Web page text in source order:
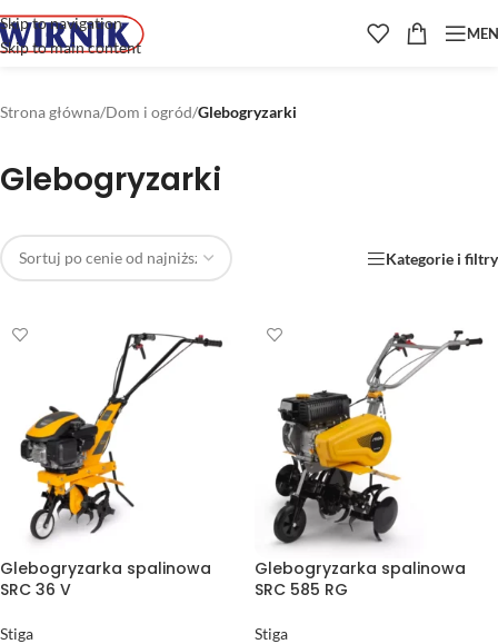
Skip to navigation
Skip to main content
Strona główna/Dom i ogród/Glebogryzarki
Glebogryzarki
Kategorie i filtry
Glebogryzarka spalinowa
SRC 36 V
Stiga
Glebogryzarka spalinowa
SRC 585 RG
Stiga